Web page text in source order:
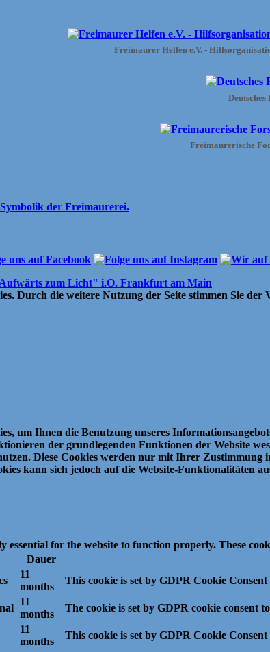
Freimaurer Helfen e.V. -
Freimaurerische
zum Licht" i.O. Frankfurt am Main
Durch die weitere Nutzung der Seite stimmen Sie der
um Ihnen die Benutzung unseres
der grundlegenden Funktionen der Website
Diese Cookies werden nur mit Ihrer Zustimmung
kann sich jedoch auf die Website-Funktionalitäten
essential for the website to function properly. These
Dauer
11
months
This cookie is set by GDPR Cookie
11
months
The cookie is set by GDPR cookie consent
11
months
This cookie is set by GDPR Cookie